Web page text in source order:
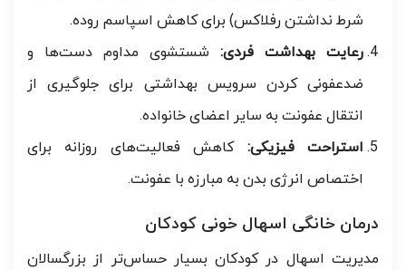
شرط نداشتن رفلاکس) برای کاهش اسپاسم روده.
رعایت بهداشت فردی: شستشوی مداوم دست‌ها و
ضدعفونی کردن سرویس بهداشتی برای جلوگیری از
انتقال عفونت به سایر اعضای خانواده.
استراحت فیزیکی: کاهش فعالیت‌های روزانه برای
اختصاص انرژی بدن به مبارزه با عفونت.
درمان خانگی اسهال خونی کودکان
مدیریت اسهال در کودکان بسیار حساس‌تر از بزرگسالان